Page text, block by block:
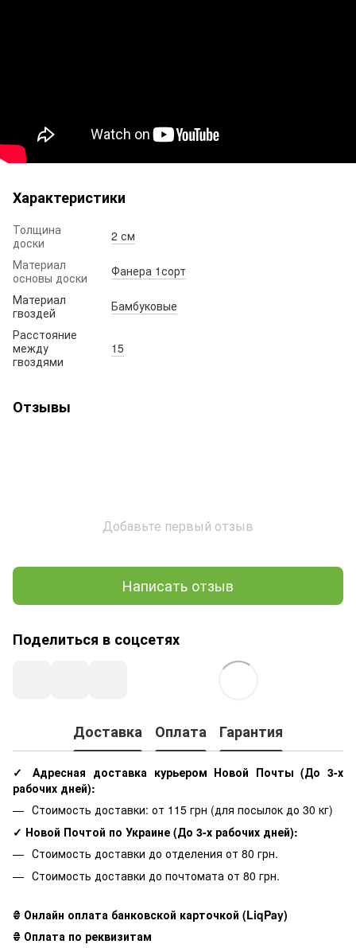
Характеристики
Толщина
доски
2 см
Материал
основы доски
Фанера 1сорт
Материал
гвоздей
Бамбуковые
Расстояние
между
гвоздями
15
Отзывы
Добавьте первый отзыв
Написать отзыв
Поделиться в соцсетях
Доставка Оплата Гарантия
✓ Адресная доставка курьером Новой Почты(До 3-х
рабочих дней):
Стоимость доставки: от 115 грн (для посылок до 30 кг)
✓ Новой Почтой по Украине (До 3-х рабочих дней):
Стоимость доставки до отделения от 80 грн.
Стоимость доставки до почтомата от 80 грн.
₴ Онлайн оплата банковской карточкой (LiqPay)
₴ Оплата по реквизитам